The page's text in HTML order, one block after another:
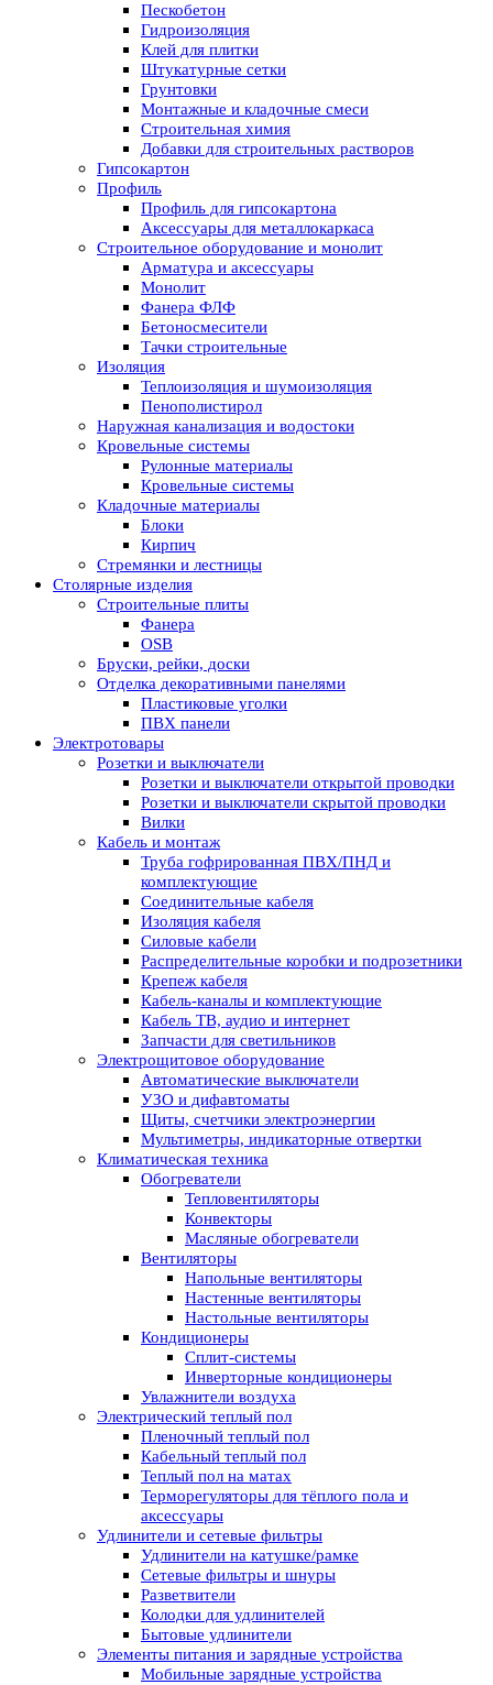
Пескобетон
Гидроизоляция
Клей для плитки
Штукатурные сетки
Грунтовки
Монтажные и кладочные смеси
Строительная химия
Добавки для строительных растворов
Гипсокартон
Профиль
Профиль для гипсокартона
Аксессуары для металлокаркаса
Строительное оборудование и монолит
Арматура и аксессуары
Монолит
Фанера ФЛФ
Бетоносмесители
Тачки строительные
Изоляция
Теплоизоляция и шумоизоляция
Пенополистирол
Наружная канализация и водостоки
Кровельные системы
Рулонные материалы
Кровельные системы
Кладочные материалы
Блоки
Кирпич
Стремянки и лестницы
Столярные изделия
Строительные плиты
Фанера
OSB
Бруски, рейки, доски
Отделка декоративными панелями
Пластиковые уголки
ПВХ панели
Электротовары
Розетки и выключатели
Розетки и выключатели открытой проводки
Розетки и выключатели скрытой проводки
Вилки
Кабель и монтаж
Труба гофрированная ПВХ/ПНД и
комплектующие
Соединительные кабеля
Изоляция кабеля
Силовые кабели
Распределительные коробки и подрозетники
Крепеж кабеля
Кабель-каналы и комплектующие
Кабель ТВ, аудио и интернет
Запчасти для светильников
Электрощитовое оборудование
Автоматические выключатели
УЗО и дифавтоматы
Щиты, счетчики электроэнергии
Мультиметры, индикаторные отвертки
Климатическая техника
Обогреватели
Тепловентиляторы
Конвекторы
Масляные обогреватели
Вентиляторы
Напольные вентиляторы
Настенные вентиляторы
Настольные вентиляторы
Кондиционеры
Сплит-системы
Инверторные кондиционеры
Увлажнители воздуха
Электрический теплый пол
Пленочный теплый пол
Кабельный теплый пол
Теплый пол на матах
Терморегуляторы для тёплого пола и
аксессуары
Удлинители и сетевые фильтры
Удлинители на катушке/рамке
Сетевые фильтры и шнуры
Разветвители
Колодки для удлинителей
Бытовые удлинители
Элементы питания и зарядные устройства
Мобильные зарядные устройства